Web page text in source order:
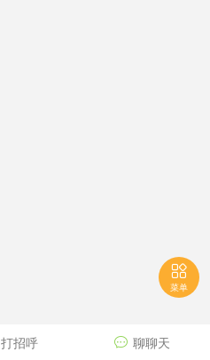
打招呼  聊聊天

菜单